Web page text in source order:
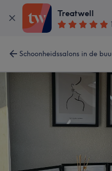
Treatwell
Schoonheidssalons in de